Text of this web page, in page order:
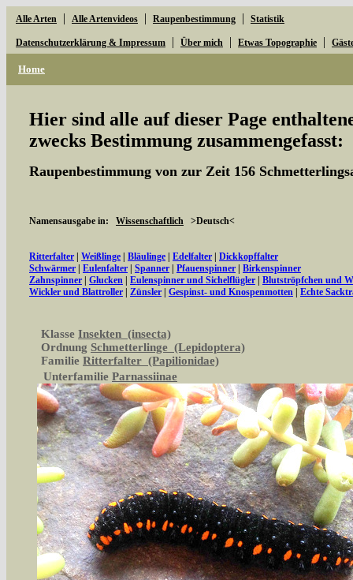
Alle Arten | Alle Artenvideos | Raupenbestimmung | Statistik
Datenschutzerklärung & Impressum | Über mich | Etwas Topographie |
Home
Hier sind alle auf dieser Page
zwecks Bestimmung zusammengefasst:
Raupenbestimmung von zur Zeit 156
Namensausgabe in: Wissenschaftlich >Deutsch<
Ritterfalter Weißlinge Bläulinge Edelfalter
Dickkopffalter
Schwärmer
Eulenfalter Spanner Pfauenspinner
Birkenspinner
Zahnspinner
Glucken Eulenspinner und Sichelflügler
Blutströpfchen und
Wickler und Blattroller
Zünsler Gespinst- und Knospenmotten Echte
Klasse Insekten (insecta)
Ordnung Schmetterlinge (Lepidoptera)
Familie Ritterfalter (Papilionidae)
Unterfamilie Parnassiinae